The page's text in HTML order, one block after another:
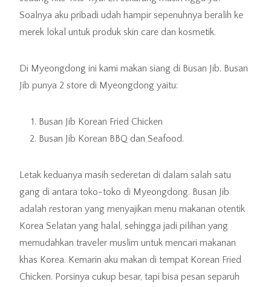
Soalnya aku pribadi udah hampir sepenuhnya beralih ke
merek lokal untuk produk skin care dan kosmetik.
Di Myeongdong ini kami makan siang di Busan Jib. Busan
Jib punya 2 store di Myeongdong yaitu:
Busan Jib Korean Fried Chicken
Busan Jib Korean BBQ dan Seafood.
Letak keduanya masih sederetan di dalam salah satu
gang di antara toko-toko di Myeongdong. Busan Jib
adalah restoran yang menyajikan menu makanan otentik
Korea Selatan yang halal, sehingga jadi pilihan yang
memudahkan traveler muslim untuk mencari makanan
khas Korea. Kemarin aku makan di tempat Korean Fried
Chicken. Porsinya cukup besar, tapi bisa pesan separuh